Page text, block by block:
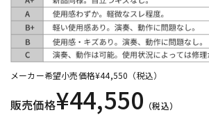
中古
メーカー希望小売価格¥44,550 （税込）
販売価格¥44,550 （税込）